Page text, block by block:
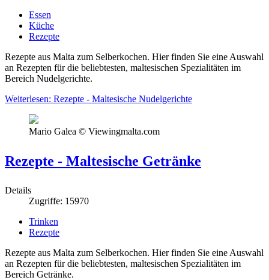
Essen
Küche
Rezepte
Rezepte aus Malta zum Selberkochen. Hier finden Sie eine Auswahl
an Rezepten für die beliebtesten, maltesischen Spezialitäten im
Bereich Nudelgerichte.
Weiterlesen: Rezepte - Maltesische Nudelgerichte
Mario Galea © Viewingmalta.com
Rezepte - Maltesische Getränke
Details
Zugriffe: 15970
Trinken
Rezepte
Rezepte aus Malta zum Selberkochen. Hier finden Sie eine Auswahl
an Rezepten für die beliebtesten, maltesischen Spezialitäten im
Bereich Getränke.